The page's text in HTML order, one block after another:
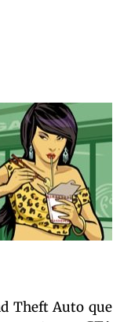
Theft Auto que